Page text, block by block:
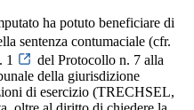
ha potuto beneficiare di
sentenza contumaciale (cfr.
1
del Protocollo n. 7 alla
della giurisdizione
di esercizio (TRECHSEL,